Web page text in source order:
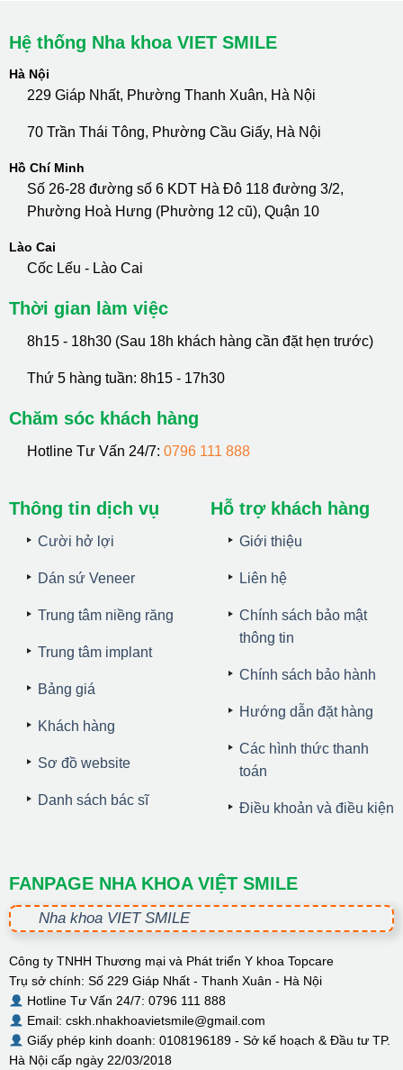
Hệ thống Nha khoa VIET SMILE
Hà Nội
229 Giáp Nhất, Phường Thanh Xuân, Hà Nội
70 Trần Thái Tông, Phường Cầu Giấy, Hà Nội
Hồ Chí Minh
Số 26-28 đường số 6 KDT Hà Đô 118 đường 3/2,
Phường Hoà Hưng (Phường 12 cũ), Quận 10
Lào Cai
Cốc Lếu - Lào Cai
Thời gian làm việc
8h15 - 18h30 (Sau 18h khách hàng cần đặt hẹn trước)
Thứ 5 hàng tuần: 8h15 - 17h30
Chăm sóc khách hàng
Hotline Tư Vấn 24/7: 0796 111 888
Thông tin dịch vụ
Cười hở lợi
Dán sứ Veneer
Trung tâm niềng răng
Trung tâm implant
Bảng giá
Khách hàng
Sơ đồ website
Danh sách bác sĩ
Hỗ trợ khách hàng
Giới thiệu
Liên hệ
Chính sách bảo mật
thông tin
Chính sách bảo hành
Hướng dẫn đặt hàng
Các hình thức thanh
toán
Điều khoản và điều kiện
FANPAGE NHA KHOA VIỆT SMILE
Nha khoa VIET SMILE
Công ty TNHH Thương mại và Phát triển Y khoa Topcare
Trụ sở chính: Số 229 Giáp Nhất - Thanh Xuân - Hà Nội
Hotline Tư Vấn 24/7: 0796 111 888
Email: cskh.nhakhoavietsmile@gmail.com
Giấy phép kinh doanh: 0108196189 - Sở kế hoạch & Đầu tư TP.
Hà Nội cấp ngày 22/03/2018